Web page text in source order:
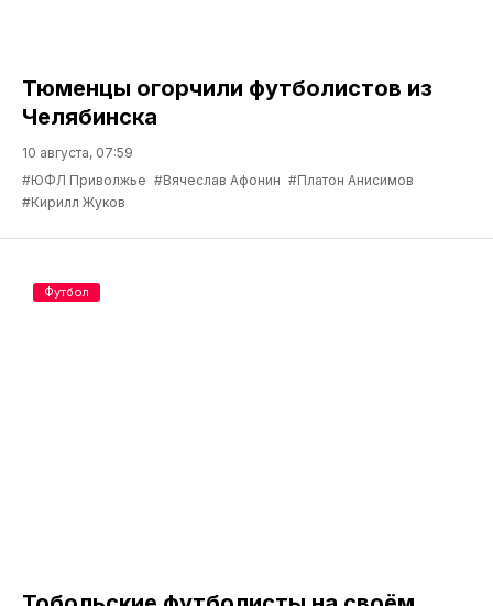
Тюменцы огорчили футболистов из
Челябинска
10 августа, 07:59
#ЮФЛ Приволжье #Вячеслав Афонин #Платон Анисимов
#Кирилл Жуков
Футбол